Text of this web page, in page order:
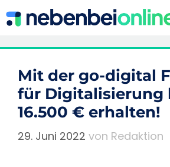
Zum
Inhalt
Mit der go-digital
für Digitalisierung
16.500 € erhalten!
29. Juni 2022 von Redaktion